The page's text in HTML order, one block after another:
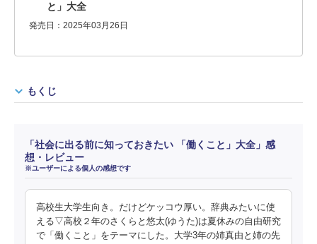
と」大全
発売日：2025年03月26日
もくじ
「社会に出る前に知っておきたい 「働くこと」大全」感
想・レビュー
※ユーザーによる個人の感想です
高校生大学生向き。だけどケッコウ厚い。辞典みたいに使
える▽高校２年のさくらと悠太(ゆうた)は夏休みの自由研究
で「働くこと」をテーマにした。大学3年の姉真由と姉の先